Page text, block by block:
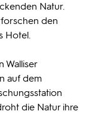
Natur.
den
Hotel.
Walliser
auf dem
die Natur ihre